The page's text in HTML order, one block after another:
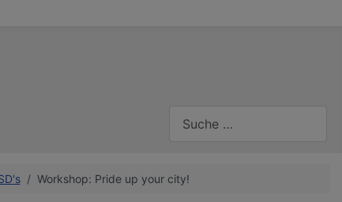
Workshop: Pride up your city!